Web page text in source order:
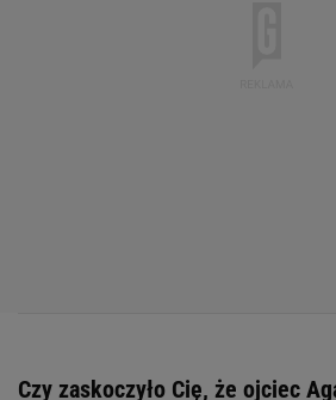
Czy zaskoczyło Cię, że ojciec